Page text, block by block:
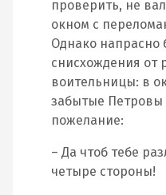
проверить, не
окном с
Однако напрасно
снисхождения от
воительницы: в
забытые Петровы
пожелание:
– Да чтоб тебе
четыре стороны!